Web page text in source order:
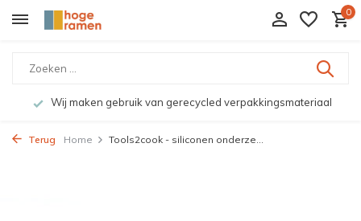
0
Wij maken gebruik van gerecycled verpakkingsmateriaal
Terug Home Tools2cook - siliconen onderze...